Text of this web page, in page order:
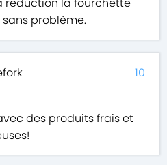
réduction la fourchette
problème.
des produits frais et
10